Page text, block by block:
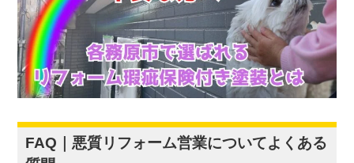
FAQ｜悪質リフォーム営業についてよくある